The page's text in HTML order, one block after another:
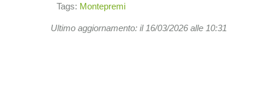
Tags: Montepremi
Ultimo aggiornamento: il 16/03/2026 alle 10:31